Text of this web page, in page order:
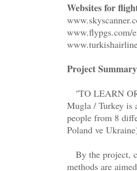
Websites for
www.flypgs.com/
Project Summary
''TO LEARN
Mugla / Turkey is
people from 8
Poland ve
By the project,
methods are